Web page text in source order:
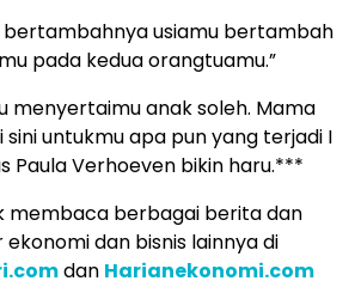
bertambahnya usiamu bertambah
pada kedua orangtuamu.”
menyertaimu anak soleh. Mama
sini untukmu apa pun yang terjadi I
Paula Verhoeven bikin haru.***
membaca berbagai berita dan
dan bisnis lainnya di
dan Harianekonomi.com